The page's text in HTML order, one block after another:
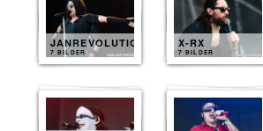
JANREVOLUTION
7 BILDER
X-RX
7 BILDER